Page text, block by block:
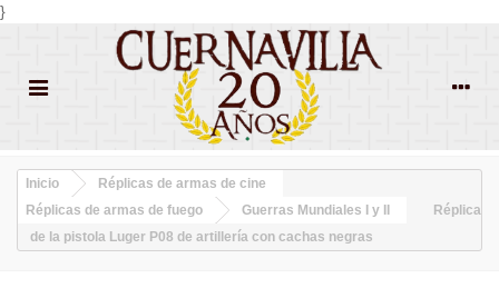
}
Inicio
Réplicas de armas de cine
Réplicas de armas de fuego
Guerras Mundiales I y II
Réplica
de la pistola Luger P08 de artillería con cachas negras